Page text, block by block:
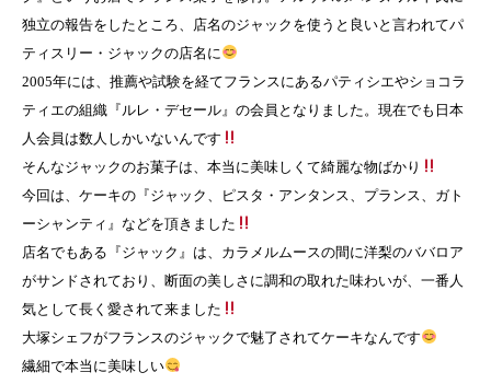
独立の報告をしたところ、店名のジャックを使うと良いと言われてパ
ティスリー・ジャックの店名に
2005年には、推薦や試験を経てフランスにあるパティシエやショコラ
ティエの組織『ルレ・デセール』の会員となりました。現在でも日本
人会員は数人しかいないんです
そんなジャックのお菓子は、本当に美味しくて綺麗な物ばかり
今回は、ケーキの『ジャック、ピスタ・アンタンス、プランス、ガト
ーシャンティ』などを頂きました
店名でもある『ジャック』は、カラメルムースの間に洋梨のババロア
がサンドされており、断面の美しさに調和の取れた味わいが、一番人
気として長く愛されて来ました
大塚シェフがフランスのジャックで魅了されてケーキなんです
繊細で本当に美味しい